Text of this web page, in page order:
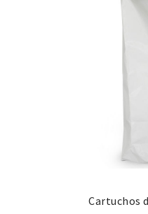
Cartuchos